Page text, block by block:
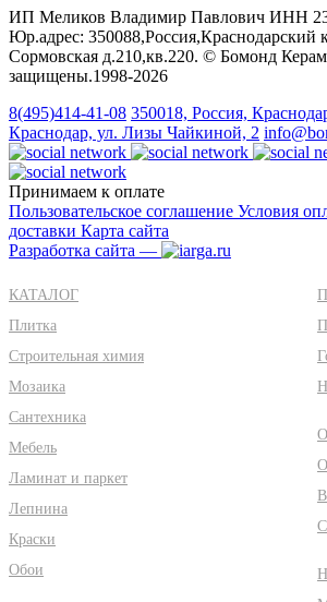
ИП Меликов Владимир Павлович ИНН
Юр.адрес: 350088,Россия,Краснодарский
Сормовская д.210,кв.220. © Бомонд
защищены.1998‑2026
8(495)414-41-08 350018, Россия,
Краснодар, ул. Лизы Чайкиной, 2
Принимаем к оплате
Пользовательское соглашение Условия
доставки Карта сайта
Разработка сайта —
КАТАЛОГ
Плитка
Строительная химия
Мозаика
Сантехника
Мебель
Ламинат и паркет
Лепнина
Краски
Обои